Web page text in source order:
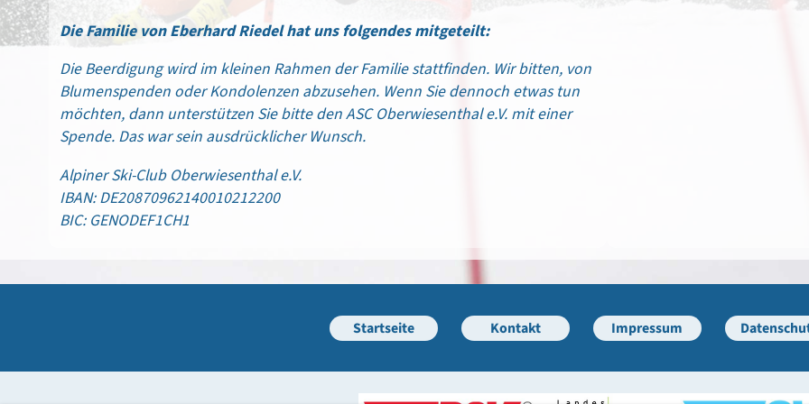
Die Familie von Eberhard Riedel hat uns folgendes mitgeteilt:
Die Beerdigung wird im kleinen Rahmen der Familie stattfinden. Wir bitten, von
Blumenspenden oder Kondolenzen abzusehen. Wenn Sie dennoch etwas tun
möchten, dann unterstützen Sie bitte den ASC Oberwiesenthal e.V. mit einer
Spende. Das war sein ausdrücklicher Wunsch.
Alpiner Ski-Club Oberwiesenthal e.V.
IBAN: DE20870962140010212200
BIC: GENODEF1CH1
Startseite Kontakt Impressum